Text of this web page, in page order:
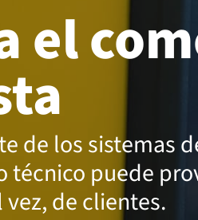
el
de los sistemas
técnico puede
de clientes.